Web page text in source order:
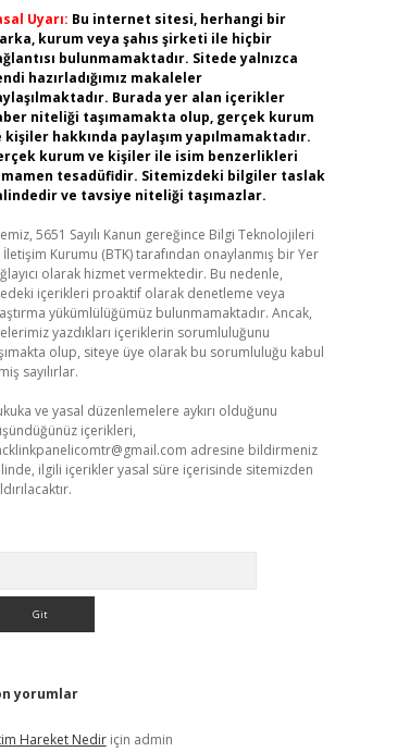
Uyarı: Bu internet sitesi, herhangi bir
kurum veya şahıs şirketi ile hiçbir
bulunmamaktadır. Sitede yalnızca
hazırladığımız makaleler
Burada yer alan içerikler
niteliği taşımamakta olup, gerçek kurum
kişiler hakkında paylaşım yapılmamaktadır.
kurum ve kişiler ile isim benzerlikleri
tesadüfidir. Sitemizdeki bilgiler taslak
ve tavsiye niteliği taşımazlar.
5651 Sayılı Kanun gereğince Bilgi Teknolojileri
İletişim Kurumu (BTK) tarafından onaylanmış bir Yer
olarak hizmet vermektedir. Bu nedenle,
içerikleri proaktif olarak denetleme veya
yükümlülüğümüz bulunmamaktadır. Ancak,
yazdıkları içeriklerin sorumluluğunu
olup, siteye üye olarak bu sorumluluğu kabul
sayılırlar.
ve yasal düzenlemelere aykırı olduğunu
içerikleri,
adresine bildirmeniz
ilgili içerikler yasal süre içerisinde sitemizden
yorumlar
Hareket Nediriçin admin